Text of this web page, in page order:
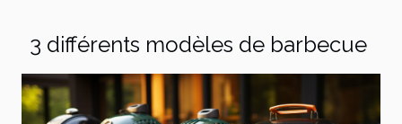
3 différents modèles de barbecue